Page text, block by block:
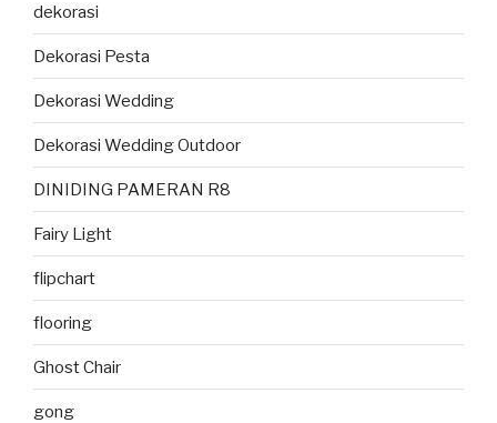
dekorasi
Dekorasi Pesta
Dekorasi Wedding
Dekorasi Wedding Outdoor
DINIDING PAMERAN R8
Fairy Light
flipchart
flooring
Ghost Chair
gong